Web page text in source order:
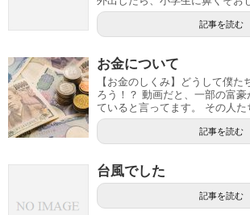
記事を読む
お金について
【お金のしくみ】どうして僕た
ろう！？ 動画だと、一部の富豪
ていると言ってます。 その人た
記事を読む
台風でした
記事を読む